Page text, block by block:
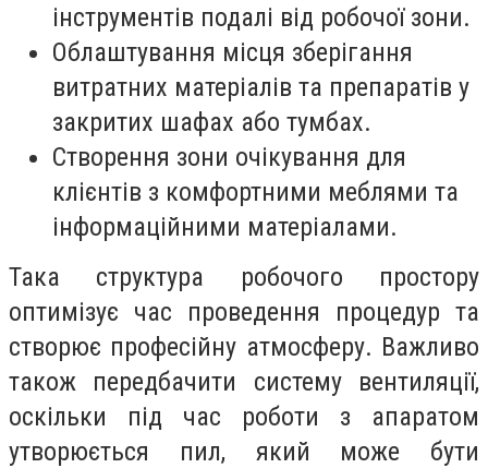
інструментів подалі від робочої зони.
Облаштування місця зберігання
витратних матеріалів та препаратів у
закритих шафах або тумбах.
Створення зони очікування для
клієнтів з комфортними меблями та
інформаційними матеріалами.
Така структура робочого простору
оптимізує час проведення процедур та
створює професійну атмосферу. Важливо
також передбачити систему вентиляції,
оскільки під час роботи з апаратом
утворюється пил, який може бути